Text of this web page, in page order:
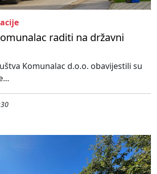
raditi na državni
Komunalac d.o.o. obavijestili su